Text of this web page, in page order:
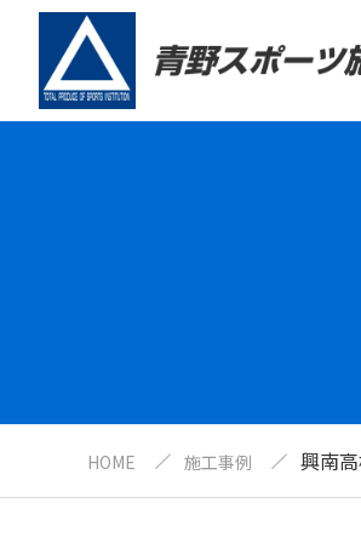
HOME 施工事例 興南